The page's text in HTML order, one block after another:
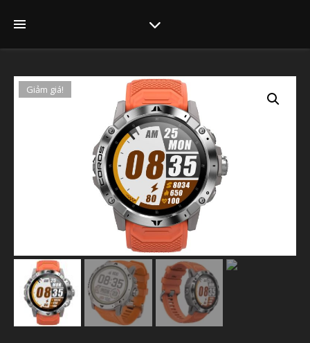
Giảm giá!